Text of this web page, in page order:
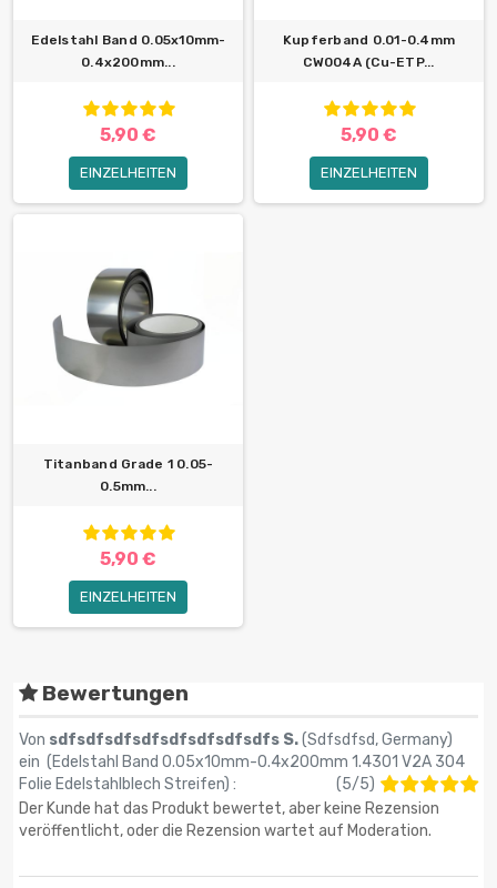
Edelstahl Band 0.05x10mm-
0.4x200mm...
5,90 €
EINZELHEITEN
Kupferband 0.01-0.4mm
CW004A (Cu-ETP...
5,90 €
EINZELHEITEN
Titanband Grade 1 0.05-
0.5mm...
5,90 €
EINZELHEITEN
Bewertungen
Von sdfsdfsdfsdfsdfsdfsdfsdfs S.(Sdfsdfsd, Germany)
ein (Edelstahl Band 0.05x10mm-0.4x200mm 1.4301 V2A 304
Folie Edelstahlblech Streifen) : (5/5)
Der Kunde hat das Produkt bewertet, aber keine Rezension
veröffentlicht, oder die Rezension wartet auf Moderation.